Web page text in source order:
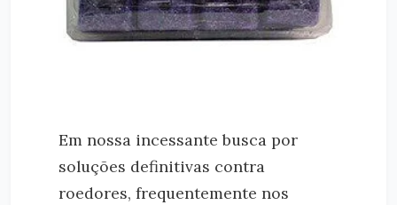
Em nossa incessante busca por
soluções definitivas contra
roedores, frequentemente nos